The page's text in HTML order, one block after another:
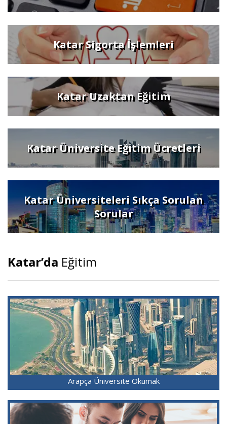
Katar Sigorta İşlemleri
Katar Uzaktan Eğitim
Katar Üniversite Eğitim Ücretleri
Katar Üniversiteleri Sıkça Sorulan
Sorular
Katar’da Eğitim
Arapça Üniversite Okumak